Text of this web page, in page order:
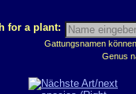
for a plant:
Gattungsnamen
Genus